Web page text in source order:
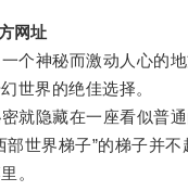
网址
神秘而激动人心的地
世界的绝佳选择。
隐藏在一座看似普通
世界梯子”的梯子并不
。